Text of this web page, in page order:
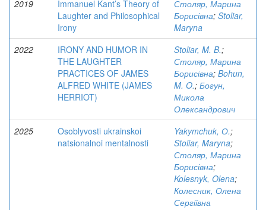
2019
Immanuel Kant’s Theory of
Laughter and Philosophical
Irony
Столяр, Марина
Борисівна; Stoliar,
Maryna
2022
IRONY AND HUMOR IN
THE LAUGHTER
PRACTICES OF JAMES
ALFRED WHITE (JAMES
HERRIOT)
Stoliar, M. B.;
Столяр, Марина
Борисівна; Bohun,
M. O.; Богун,
Микола
Олександрович
2025
Osoblyvosti ukrainskoi
natsionalnoi mentalnosti
Yakymchuk, О.;
Stoliar, Maryna;
Столяр, Марина
Борисівна;
Kolesnyk, Olena;
Колесник, Олена
Сергіївна